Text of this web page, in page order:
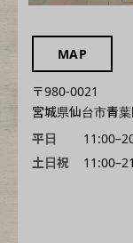
MAP
〒980-0021
宮城県仙台市青
平日
土日祝